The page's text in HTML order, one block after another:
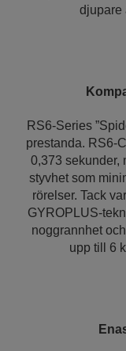
djupare
RS6-Series
prestanda. RS6-
0,373 sekunder,
styvhet som
rörelser. Tack
GYROPLUS-
noggrannhet
upp till 6